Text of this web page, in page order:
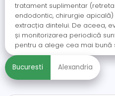
tratament suplimentar
endodontic, chirurgie
extracția dintelui. De aceea,
și monitorizarea periodică
pentru a alege cea mai bună
Bucuresti Alexandria